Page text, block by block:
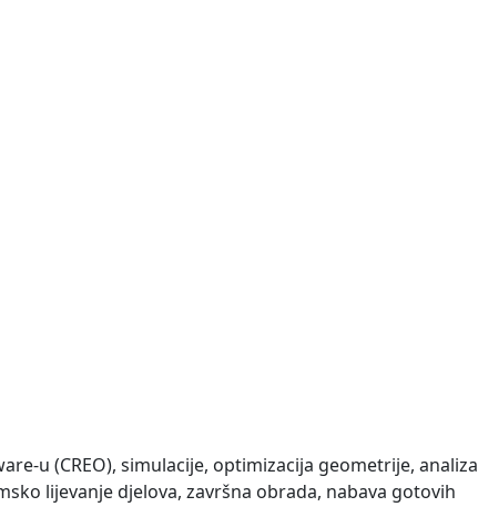
u (CREO), simulacije, optimizacija geometrije, analiza
lijevanje djelova, završna obrada, nabava gotovih